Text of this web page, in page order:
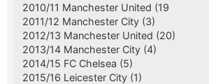
2010/11 Manchester United (19
2011/12 Manchester City (3)
2012/13 Manchester United (20)
2013/14 Manchester City (4)
2014/15 FC Chelsea (5)
2015/16 Leicester City (1)